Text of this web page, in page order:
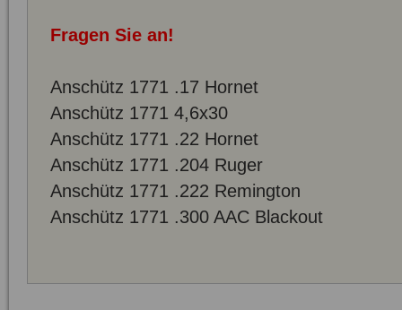
Fragen Sie an!
Anschütz 1771 .17 Hornet
Anschütz 1771 4,6x30
Anschütz 1771 .22 Hornet
Anschütz 1771 .204 Ruger
Anschütz 1771 .222 Remington
Anschütz 1771 .300 AAC Blackout